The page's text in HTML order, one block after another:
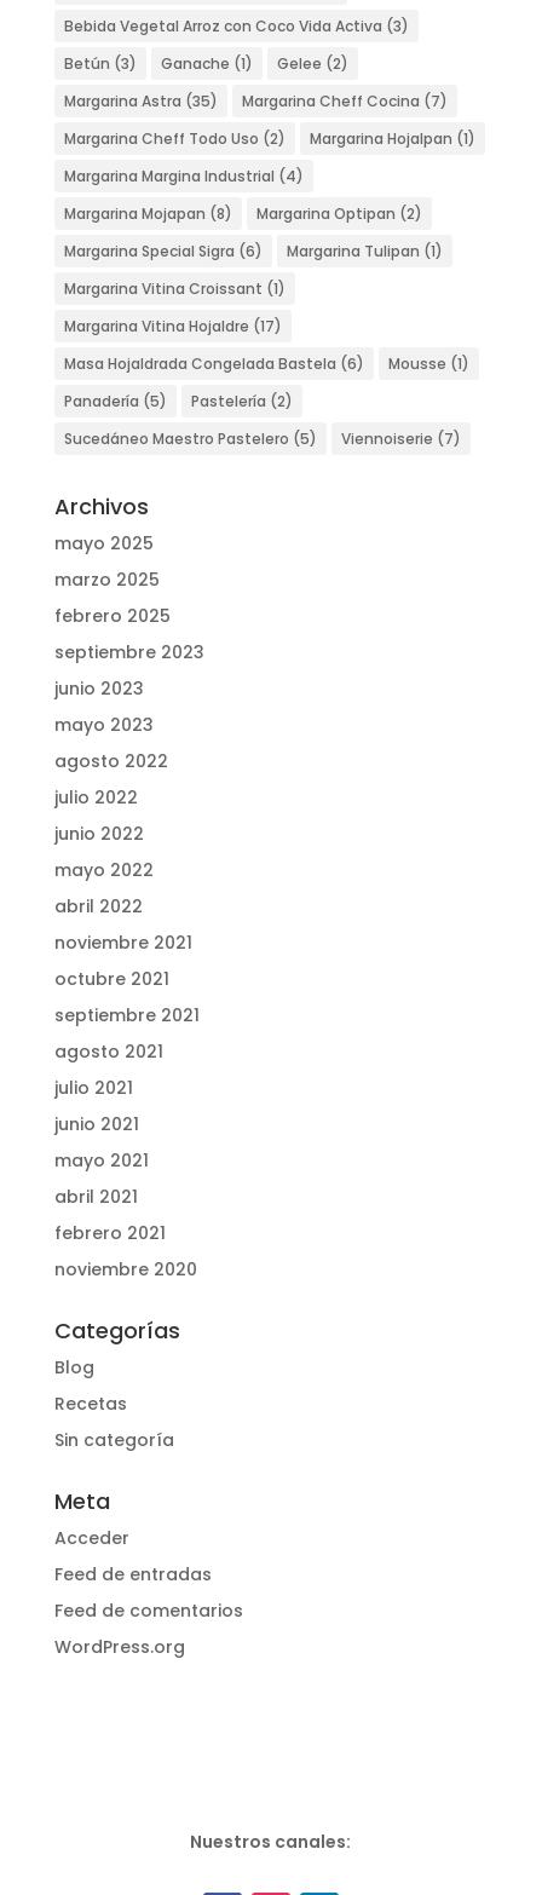
Bebida Vegetal Arroz con Coco Vida Activa (3)
Betún (3) Ganache (1) Gelee (2)
Margarina Astra (35) Margarina Cheff Cocina (7)
Margarina Cheff Todo Uso (2) Margarina Hojalpan (1)
Margarina Margina Industrial (4)
Margarina Mojapan (8) Margarina Optipan (2)
Margarina Special Sigra (6) Margarina Tulipan (1)
Margarina Vitina Croissant (1)
Margarina Vitina Hojaldre (17)
Masa Hojaldrada Congelada Bastela (6) Mousse (1)
Panadería (5) Pastelería (2)
Sucedáneo Maestro Pastelero (5) Viennoiserie (7)
Archivos
mayo 2025
marzo 2025
febrero 2025
septiembre 2023
junio 2023
mayo 2023
agosto 2022
julio 2022
junio 2022
mayo 2022
abril 2022
noviembre 2021
octubre 2021
septiembre 2021
agosto 2021
julio 2021
junio 2021
mayo 2021
abril 2021
febrero 2021
noviembre 2020
Categorías
Blog
Recetas
Sin categoría
Meta
Acceder
Feed de entradas
Feed de comentarios
WordPress.org
Nuestros canales: